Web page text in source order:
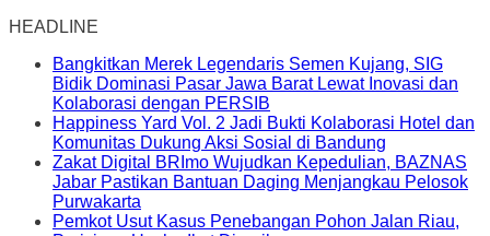
HEADLINE
Bangkitkan Merek Legendaris Semen Kujang, SIG
Bidik Dominasi Pasar Jawa Barat Lewat Inovasi dan
Kolaborasi dengan PERSIB
Happiness Yard Vol. 2 Jadi Bukti Kolaborasi Hotel dan
Komunitas Dukung Aksi Sosial di Bandung
Zakat Digital BRImo Wujudkan Kepedulian, BAZNAS
Jabar Pastikan Bantuan Daging Menjangkau Pelosok
Purwakarta
Pemkot Usut Kasus Penebangan Pohon Jalan Riau,